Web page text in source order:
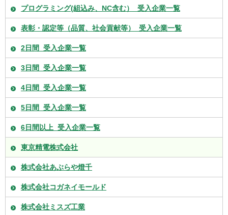
プログラミング(組込み、NC含む）_受入企業一覧
表彰・認定等（品質、社会貢献等）_受入企業一覧
2日間_受入企業一覧
3日間_受入企業一覧
4日間_受入企業一覧
5日間_受入企業一覧
6日間以上_受入企業一覧
東京精電株式会社
株式会社あぶらや燈千
株式会社コガネイモールド
株式会社ミスズ工業